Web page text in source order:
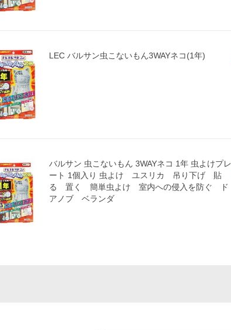
LEC バルサン虫こないもん3WAYネコ(1年)
バルサン 虫こないもん 3WAYネコ 1年 虫よけプレ
ート 1個入り 虫よけ ユスリカ 吊り下げ 貼
る 置く 簡単虫よけ 室内への侵入を防ぐ ド
アノブ ベランダ